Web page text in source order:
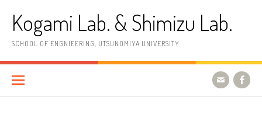
へ
ッ
Kogami Lab. & Shimizu Lab.
SCHOOL OF ENGNIEERING, UTSUNOMIYA UNIVERSITY